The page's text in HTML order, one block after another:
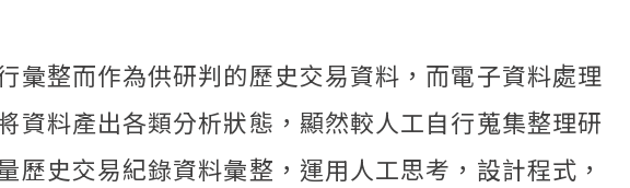
彙整而作為供研判的歷史交易資料，而電子資料處理
資料產出各類分析狀態，顯然較人工自行蒐集整理研
史交易紀錄資料彙整，運用人工思考，設計程式，